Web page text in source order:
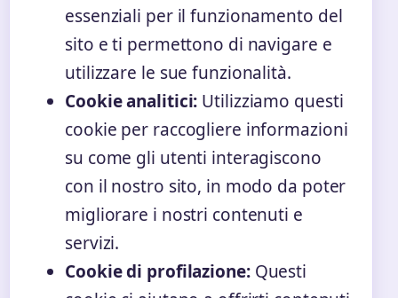
essenziali per il funzionamento del
sito e ti permettono di navigare e
utilizzare le sue funzionalità.
Cookie analitici: Utilizziamo questi
cookie per raccogliere informazioni
su come gli utenti interagiscono
con il nostro sito, in modo da poter
migliorare i nostri contenuti e
servizi.
Cookie di profilazione:Questi